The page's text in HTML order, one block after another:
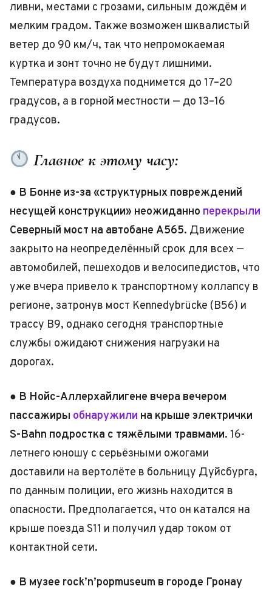
ливни, местами с грозами, сильным дождём и
мелким градом. Также возможен шквалистый
ветер до 90 км/ч, так что непромокаемая
куртка и зонт точно не будут лишними.
Температура воздуха поднимется до 17–20
градусов, а в горной местности — до 13–16
градусов.
Главное к этому часу:
● В Бонне из-за «структурных повреждений
несущей конструкции» неожиданно перекрыли
Северный мост на автобане A565. Движение
закрыто на неопределённый срок для всех —
автомобилей, пешеходов и велосипедистов, что
уже вчера привело к транспортному коллапсу в
регионе, затронув мост Kennedybrücke (B56) и
трассу B9, однако сегодня транспортные
службы ожидают снижения нагрузки на
дорогах.
● В Нойс-Аллерхайлигене вчера вечером
пассажиры обнаружили на крыше электрички
S-Bahn подростка с тяжёлыми травмами. 16-
летнего юношу с серьёзными ожогами
доставили на вертолёте в больницу Дуйсбурга,
по данным полиции, его жизнь находится в
опасности. Предполагается, что он катался на
крыше поезда S11 и получил удар током от
контактной сети.
● В музее rock’n’popmuseum в городе Гронау